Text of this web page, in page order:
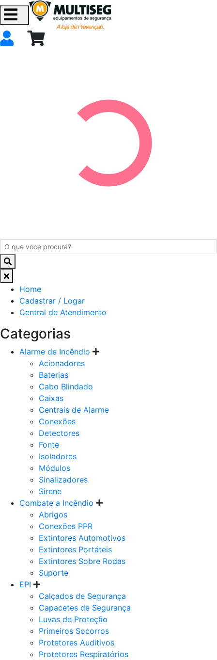
Home
Cadastrar / Logar
Central de Atendimento
Categorias
Alarme de Incêndio
Acionadores
Baterias
Cabo Blindado
Caixas
Centrais de Alarme
Conexões
Detectores
Fonte
Isoladores
Módulos
Sinalizadores
Sirene
Combate a Incêndio
Abrigos
Conexões PPR
Extintores Automotivos
Extintores Portáteis
Extintores Sobre Rodas
Suporte
EPI
Calçados de Segurança
Capacetes de Segurança
Luvas de Proteção
Primeiros Socorros
Protetores Auditivos
Protetores Respiratórios